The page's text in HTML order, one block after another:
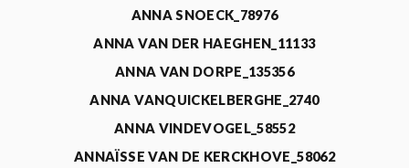
ANNA SNOECK_78976
ANNA VAN DER HAEGHEN_11133
ANNA VAN DORPE_135356
ANNA VANQUICKELBERGHE_2740
ANNA VINDEVOGEL_58552
ANNAÏSSE VAN DE KERCKHOVE_58062